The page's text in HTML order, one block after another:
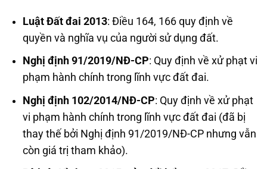
Luật Đất đai 2013: Điều 164, 166 quy định về
quyền và nghĩa vụ của người sử dụng đất.
Nghị định 91/2019/NĐ-CP: Quy định về xử phạt vi
phạm hành chính trong lĩnh vực đất đai.
Nghị định 102/2014/NĐ-CP: Quy định về xử phạt
vi phạm hành chính trong lĩnh vực đất đai (đã bị
thay thế bởi Nghị định 91/2019/NĐ-CP nhưng vẫn
còn giá trị tham khảo).